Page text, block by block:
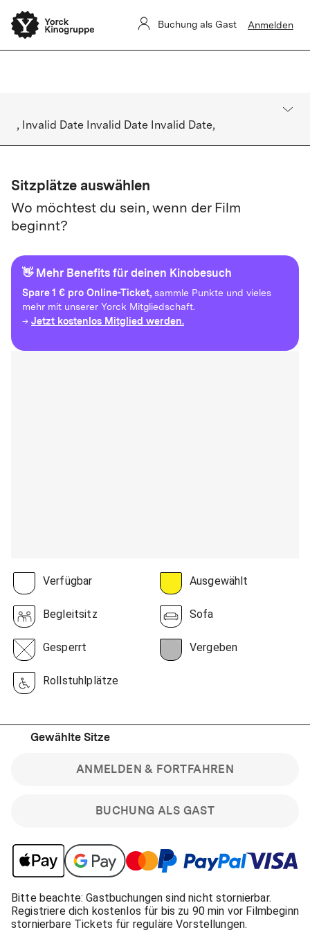
DasSommerkino Kulturforum
keine Restkarten vor Ort.
Buchung als Gast Anmelden
, Invalid Date Invalid Date Invalid Date,
Sitzplätze auswählen
Wo möchtest du sein, wenn der Film
beginnt?
👋 Mehr Benefits für deinen Kinobesuch
Spare1 € pro Online-Ticket, sammle Punkte und vieles
mehr mit unserer Yorck Mitgliedschaft.
→ Jetzt kostenlos Mitglied werden.
Verfügbar Ausgewählt
Begleitsitz Sofa
Gesperrt Vergeben
Rollstuhlplätze
Gewählte Sitze
BUCHUNG ALS GAST
ANMELDEN & FORTFAHREN
Bitte beachte: Gastbuchungen sind nicht stornierbar.
Registriere dich kostenlos für bis zu 90 min vor Filmbeginn
stornierbare Tickets für reguläre Vorstellungen.